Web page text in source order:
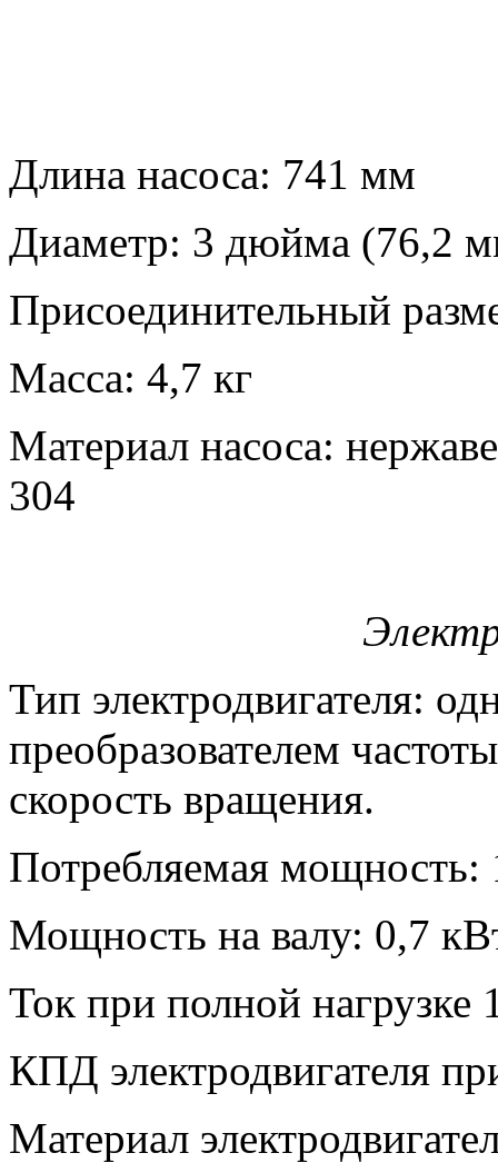
Длина насоса: 741 мм
Диаметр: 3 дюйма (76,2
Присоединительный
Масса: 4,7 кг
Материал насоса:
304
Тип электродвигателя:
преобразователем
скорость вращения.
Потребляемая мощность:
Мощность на валу: 0,7
Ток при полной
КПД электродвигателя
Материал